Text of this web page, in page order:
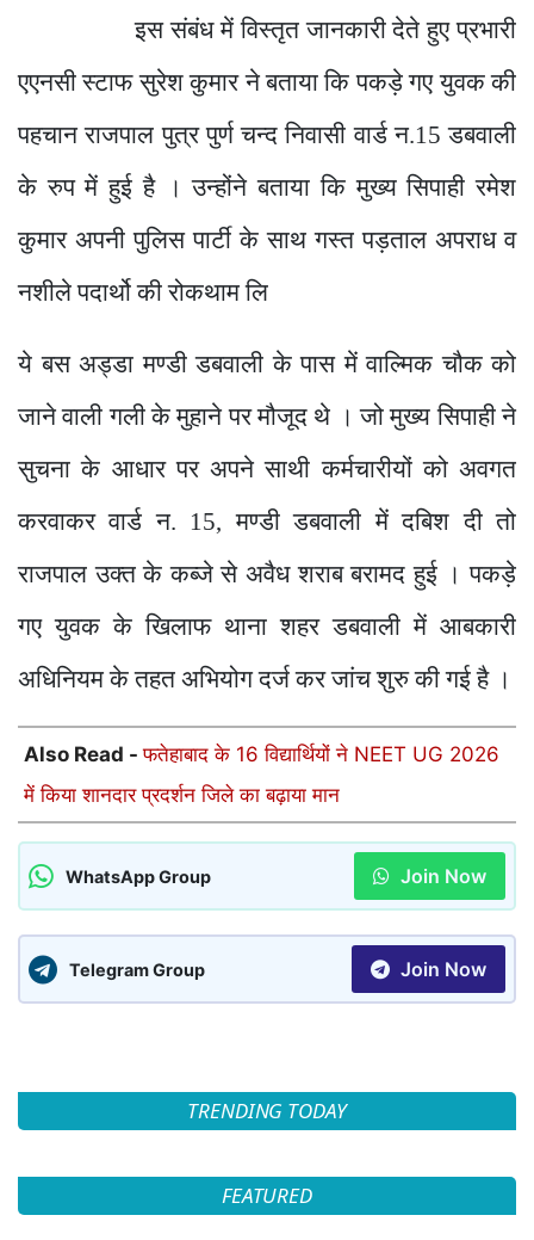
इस संबंध में विस्तृत जानकारी देते हुए प्रभारी
एएनसी स्टाफ सुरेश कुमार ने बताया कि पकड़े गए युवक की
पहचान राजपाल पुत्र पुर्ण चन्द निवासी वार्ड न.15 डबवाली
के रुप में हुई है । उन्होंने बताया कि मुख्य सिपाही रमेश
कुमार अपनी पुलिस पार्टी के साथ गस्त पड़ताल अपराध व
नशीले पदार्थो की रोकथाम लि
ये बस अड्डा मण्डी डबवाली के पास में वाल्मिक चौक को
जाने वाली गली के मुहाने पर मौजूद थे । जो मुख्य सिपाही ने
सुचना के आधार पर अपने साथी कर्मचारीयों को अवगत
करवाकर वार्ड न. 15, मण्डी डबवाली में दबिश दी तो
राजपाल उक्त के कब्जे से अवैध शराब बरामद हुई ।पकड़े
गए युवक के खिलाफ थाना शहर डबवाली में आबकारी
अधिनियम के तहत अभियोग दर्ज कर जांच शुरु की गई है ।
Also Read -फतेहाबाद के 16 विद्यार्थियों ने NEET UG 2026
में किया शानदार प्रदर्शन जिले का बढ़ाया मान
WhatsApp Group Join Now
Telegram Group Join Now
TRENDING TODAY
FEATURED